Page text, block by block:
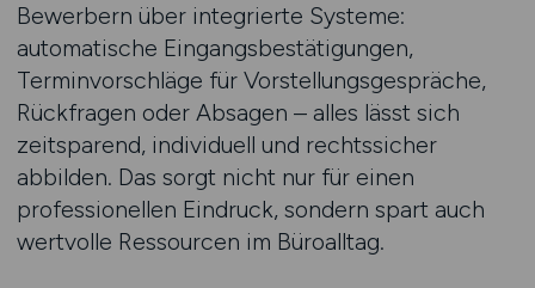
Bewerbern über integrierte Systeme:
automatische Eingangsbestätigungen,
Terminvorschläge für Vorstellungsgespräche,
Rückfragen oder Absagen – alles lässt sich
zeitsparend, individuell und rechtssicher
abbilden. Das sorgt nicht nur für einen
professionellen Eindruck, sondern spart auch
wertvolle Ressourcen im Büroalltag.